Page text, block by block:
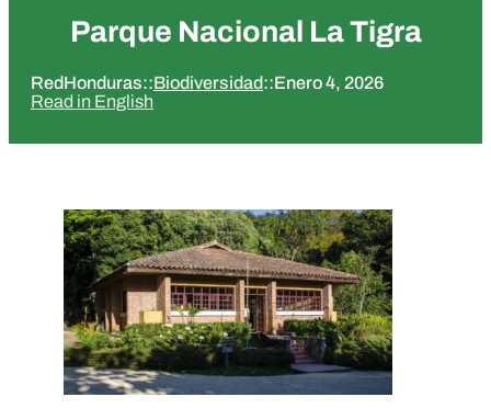
Parque Nacional La Tigra
RedHonduras::Biodiversidad::Enero 4, 2026
Read in English